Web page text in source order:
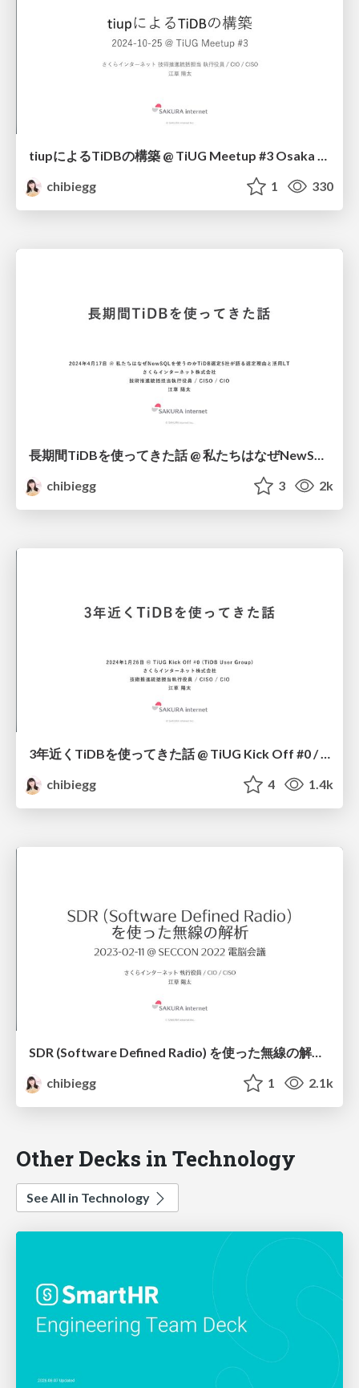
tiupによるTiDBの構築 @ TiUG Meetup #3 Osaka / Building TiDB with TiUP
chibiegg
1 330
chibiegg
3 2k
3年近くTiDBを使ってきた話 @ TiUG Kick Off #0 / My Journey with TiDB: Nearly Three Years On @ TiDB User Group Kick Off #0
chibiegg
4 1.4k
SDR (Software Defined Radio) を使った無線の解析 @ 2023-02-11 SECCON 電脳会議 2022 / Wireless Analyzing using SDR @ SECCON 2022
chibiegg
1 2.1k
Other Decks in Technology
See All in Technology